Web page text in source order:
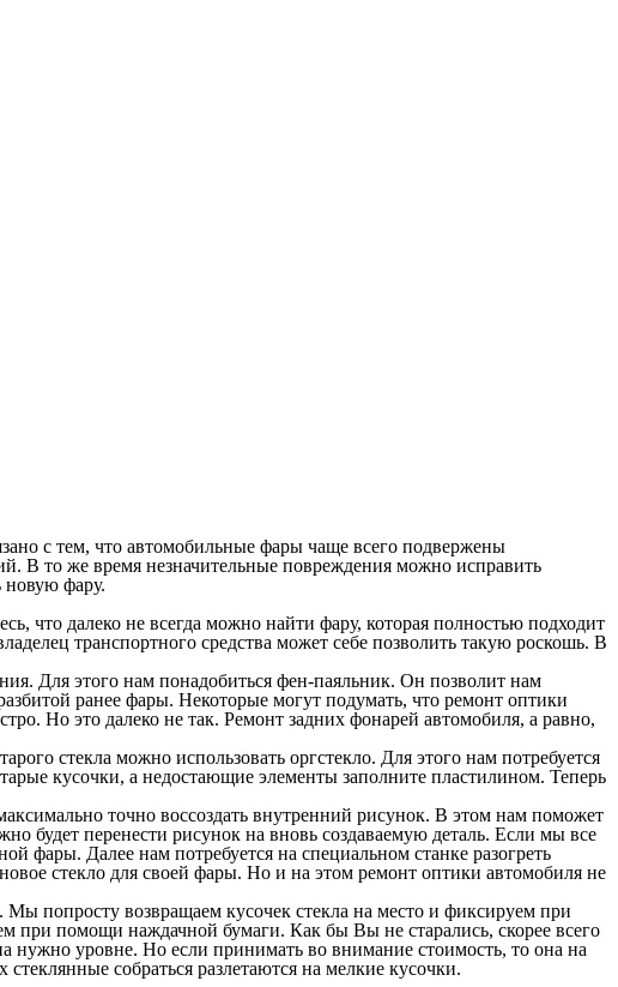
с тем, что автомобильные фары чаще всего подвержены
В то же время незначительные повреждения можно исправить
новую фару.
что далеко не всегда можно найти фару, которая полностью подходит
транспортного средства может себе позволить такую роскошь. В
Для этого нам понадобиться фен-паяльник. Он позволит нам
ранее фары. Некоторые могут подумать, что ремонт оптики
Но это далеко не так. Ремонт задних фонарей автомобиля, а равно,
стекла можно использовать оргстекло. Для этого нам потребуется
кусочки, а недостающие элементы заполните пластилином. Теперь
точно воссоздать внутренний рисунок. В этом нам поможет
будет перенести рисунок на вновь создаваемую деталь. Если мы все
фары. Далее нам потребуется на специальном станке разогреть
стекло для своей фары. Но и на этом ремонт оптики автомобиля не
попросту возвращаем кусочек стекла на место и фиксируем при
при помощи наждачной бумаги. Как бы Вы не старались, скорее всего
нужно уровне. Но если принимать во внимание стоимость, то она на
собраться разлетаются на мелкие кусочки.